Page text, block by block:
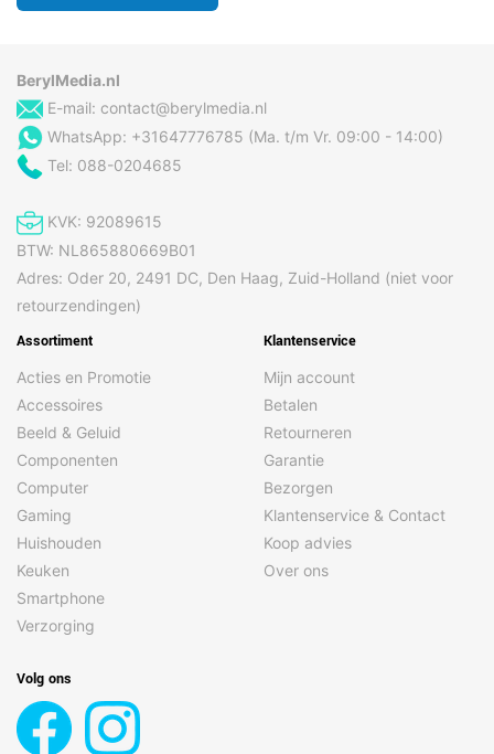
BerylMedia.nl
E-mail: contact@berylmedia.nl
WhatsApp: +31647776785 (Ma. t/m Vr. 09:00 - 14:00)
Tel: 088-0204685
KVK: 92089615
BTW: NL865880669B01
Adres: Oder 20, 2491 DC, Den Haag, Zuid-Holland (niet voor
retourzendingen)
Assortiment
Acties en Promotie
Accessoires
Beeld & Geluid
Componenten
Computer
Gaming
Huishouden
Keuken
Smartphone
Verzorging
Klantenservice
Mijn account
Betalen
Retourneren
Garantie
Bezorgen
Klantenservice & Contact
Koop advies
Over ons
Volg ons